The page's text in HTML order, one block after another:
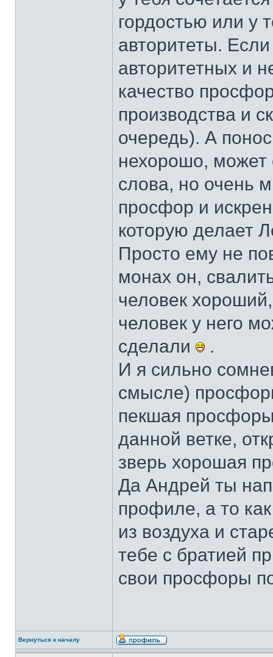
гордостью или у
авторитеты.
авторитетных и
качество
производства и
очередь). А
нехорошо, может
слова, но очень
просфор и
которую делает
Просто ему не
монах он,
человек
человек у него
сделали
.
И я сильно
смысле)
пекшая
данной ветке,
зверь хорошая
Да Андрей ты
профиле, а то
из воздуха и
тебе с братией
свои просфоры
Вернуться к началу